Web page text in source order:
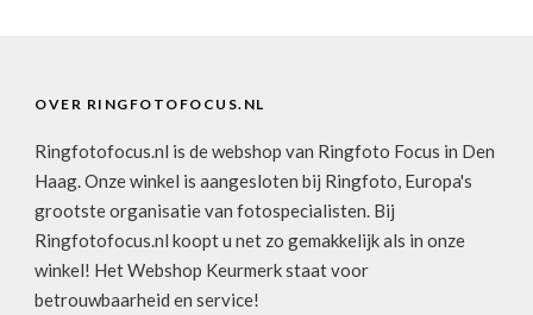
OVER RINGFOTOFOCUS.NL
Ringfotofocus.nl is de webshop van Ringfoto Focus in Den
Haag. Onze winkel is aangesloten bij Ringfoto, Europa's
grootste organisatie van fotospecialisten. Bij
Ringfotofocus.nl koopt u net zo gemakkelijk als in onze
winkel! Het Webshop Keurmerk staat voor
betrouwbaarheid en service!